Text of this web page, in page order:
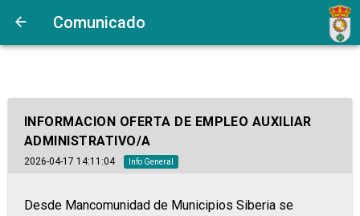
Comunicado
INFORMACION OFERTA DE EMPLEO AUXILIAR
ADMINISTRATIVO/A
2026-04-17 14:11:04 Info General
Desde Mancomunidad de Municipios Siberia se